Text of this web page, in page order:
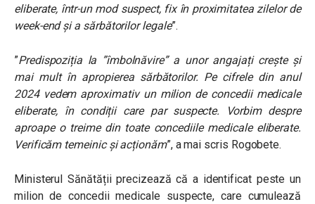
eliberate, într-un mod suspect, fix în proximitatea zilelor de
week-end și a sărbătorilor legale”.
”Predispoziția la ”îmbolnăvire” a unor angajați crește și
mai mult în apropierea sărbătorilor. Pe cifrele din anul
2024 vedem aproximativ un milion de concedii medicale
eliberate, în condiții care par suspecte. Vorbim despre
aproape o treime din toate concediile medicale eliberate.
Verificăm temeinic și acționăm”, a mai scris Rogobete.
Ministerul Sănătății precizează că a identificat peste un
milion de concedii medicale suspecte, care cumulează